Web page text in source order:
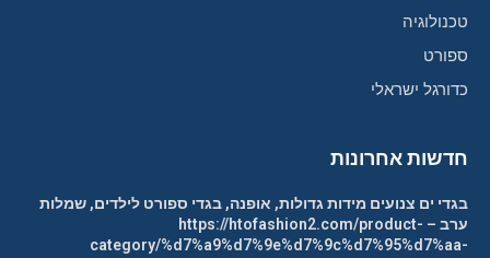
טכנולוגיה
ספורט
כדורגל ישראלי
חדשות אחרונות
בגדי ים צנועים מידות גדולות, אופנה, בגדי ספורט לילדים, שמלות
ערב – https://htofashion2.com/product-
category/%d7%a9%d7%9e%d7%9c%d7%95%d7%aa-